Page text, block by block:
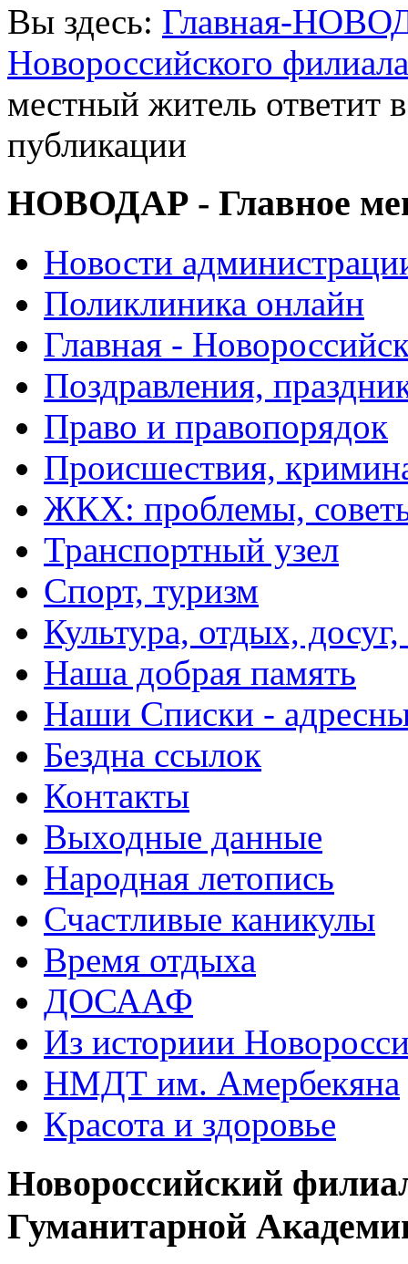
Вы здесь: Главная-
Новороссийского
местный житель ответит
публикации
НОВОДАР - Главное
Новости
Поликлиника онлайн
Главная -
Поздравления,
Право и правопорядок
Происшествия,
ЖКХ: проблемы,
Транспортный узел
Спорт, туризм
Культура, отдых,
Наша добрая память
Наши Списки -
Бездна ссылок
Контакты
Выходные данные
Народная летопись
Счастливые каникулы
Время отдыха
ДОСААФ
Из историии
НМДТ им. Амербекяна
Красота и здоровье
Новороссийский
Гуманитарной